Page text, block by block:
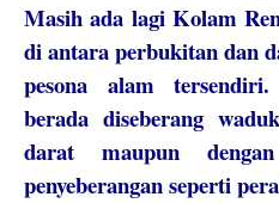
Masih ada lagi Kolam
di antara perbukitan dan
pesona alam
berada diseberang
darat maupun
penyeberangan seperti